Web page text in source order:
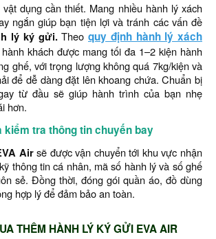
dụng cần thiết. Mang nhiều hành lý xách
ngắn giúp bạn tiện lợi và tránh các vấn đề
lý ký gửi.Theo quy định hành lý xách
khách được mang tối đa 1–2 kiện hành
ghế, với trọng lượng không quá 7kg/kiện và
để dễ dàng đặt lên khoang chứa. Chuẩn bị
từ đầu sẽ giúp hành trình của bạn nhẹ
hơn.
kiểm tra thông tin chuyến bay
Airsẽ được vận chuyển tới khu vực nhận
thông tin cá nhân, mã số hành lý và số ghế
sẻ. Đồng thời, đóng gói quần áo, đồ dùng
hợp lý để đảm bảo an toàn.
THÊM HÀNH LÝ KÝ GỬI EVA AIR